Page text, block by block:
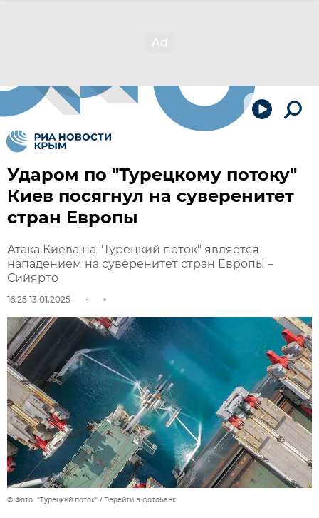
Ударом по "Турецкому потоку"
Киев посягнул на суверенитет
стран Европы
Атака Киева на "Турецкий поток" является
нападением на суверенитет стран Европы –
Сийярто
16:25 13.01.2025
© Фото: "Турецкий поток" Перейти в фотобанк